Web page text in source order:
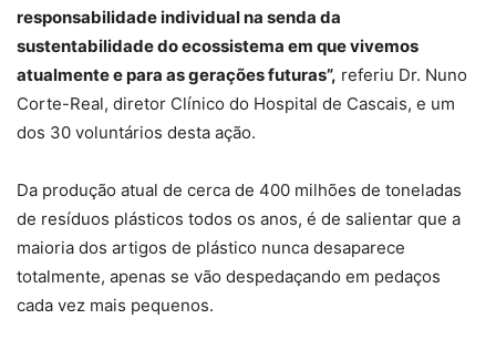
responsabilidade individual na senda da
sustentabilidade do ecossistema em que vivemos
atualmente e para as gerações futuras”, referiu Dr. Nuno
Corte-Real, diretor Clínico do Hospital de Cascais, e um
dos 30 voluntários desta ação.
Da produção atual de cerca de 400 milhões de toneladas
de resíduos plásticos todos os anos, é de salientar que a
maioria dos artigos de plástico nunca desaparece
totalmente, apenas se vão despedaçando em pedaços
cada vez mais pequenos.